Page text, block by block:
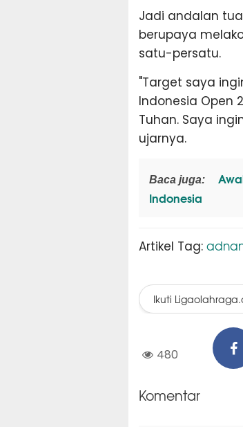
Jadi andalan
berupaya
satu-persatu.
"Target saya
Indonesia Open
Tuhan. Saya
ujarnya.
Baca juga:
Indonesia
Artikel Tag:
Ikuti
480
Komentar